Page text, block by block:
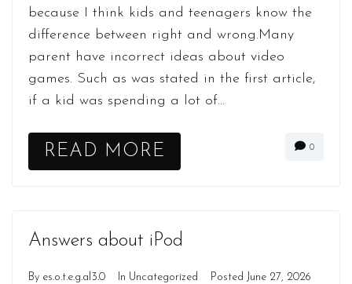
because I think kids and teenagers know the
difference between right and wrong.Many
parent have incorrect ideas about video
games. Such as was stated in the first article,
if a kid was spending a lot of...
READ MORE 0
Answers about iPod
By es.o.t.e.g.al3.0 In Uncategorized Posted June 27, 2026